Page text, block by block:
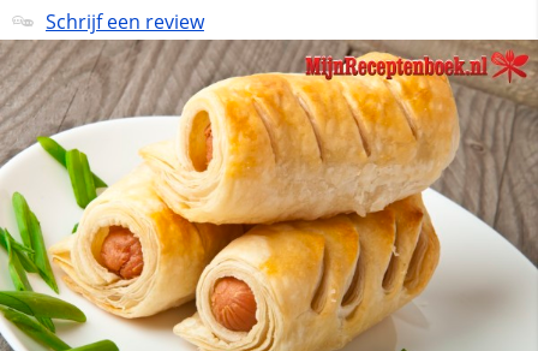
Schrijf een review